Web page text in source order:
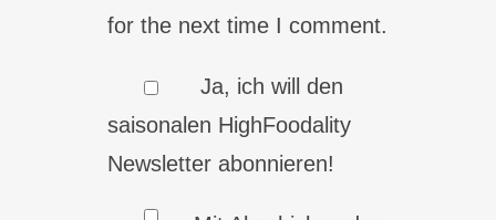
for the next time I comment.
Ja, ich will den
saisonalen HighFoodality
Newsletter abonnieren!